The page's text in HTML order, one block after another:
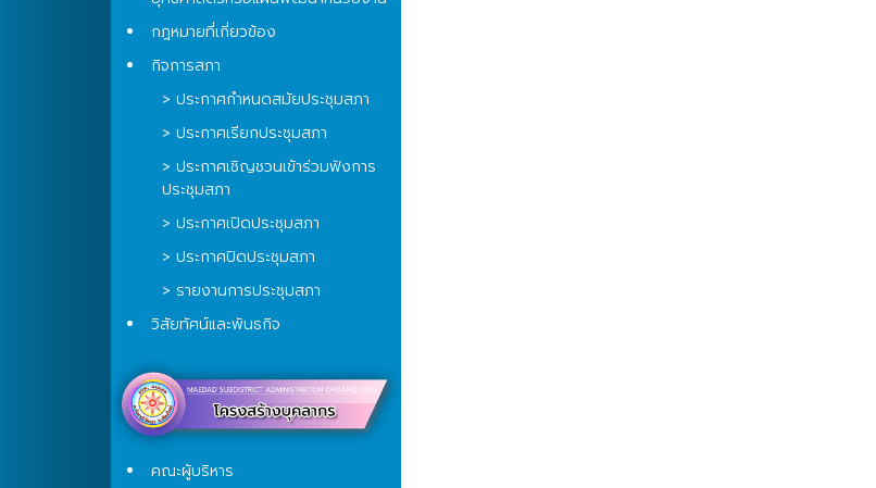
กฎหมายที่เกี่ยวข้อง
กิจการสภา
> ประกาศกำหนดสมัยประชุมสภา
> ประกาศเรียกประชุมสภา
> ประกาศเชิญชวนเข้าร่วมฟังการ
ประชุมสภา
> ประกาศเปิดประชุมสภา
> ประกาศปิดประชุมสภา
> รายงานการประชุมสภา
วิสัยทัศน์และพันธกิจ
คณะผู้บริหาร